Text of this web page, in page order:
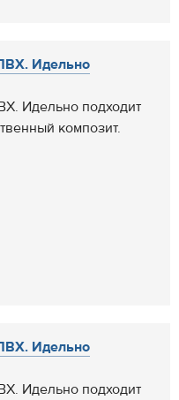
Идельно
Идельно подходит
композит.
Идельно
Идельно подходит